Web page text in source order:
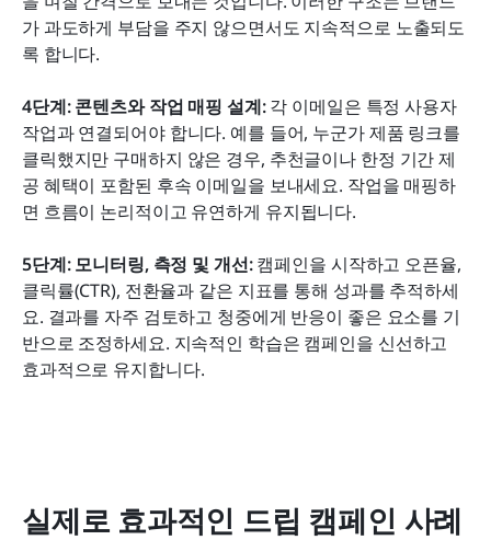
가 과도하게 부담을 주지 않으면서도 지속적으로 노출되도
록 합니다.
4단계: 콘텐츠와 작업 매핑 설계: 각 이메일은 특정 사용자
작업과 연결되어야 합니다. 예를 들어, 누군가 제품 링크를
클릭했지만 구매하지 않은 경우, 추천글이나 한정 기간 제
공 혜택이 포함된 후속 이메일을 보내세요. 작업을 매핑하
면 흐름이 논리적이고 유연하게 유지됩니다.
5단계: 모니터링, 측정 및 개선: 캠페인을 시작하고 오픈율,
클릭률(CTR), 전환율과 같은 지표를 통해 성과를 추적하세
요. 결과를 자주 검토하고 청중에게 반응이 좋은 요소를 기
반으로 조정하세요. 지속적인 학습은 캠페인을 신선하고
효과적으로 유지합니다.
실제로 효과적인 드립 캠페인 사례